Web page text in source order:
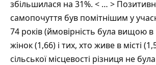
збільшилася на 31%. < … >
самопочуття був помітнішим у
74 років (ймовірність була вищою в
жінок (1,66) і тих, хто живе в місті
сільської місцевості різниця не